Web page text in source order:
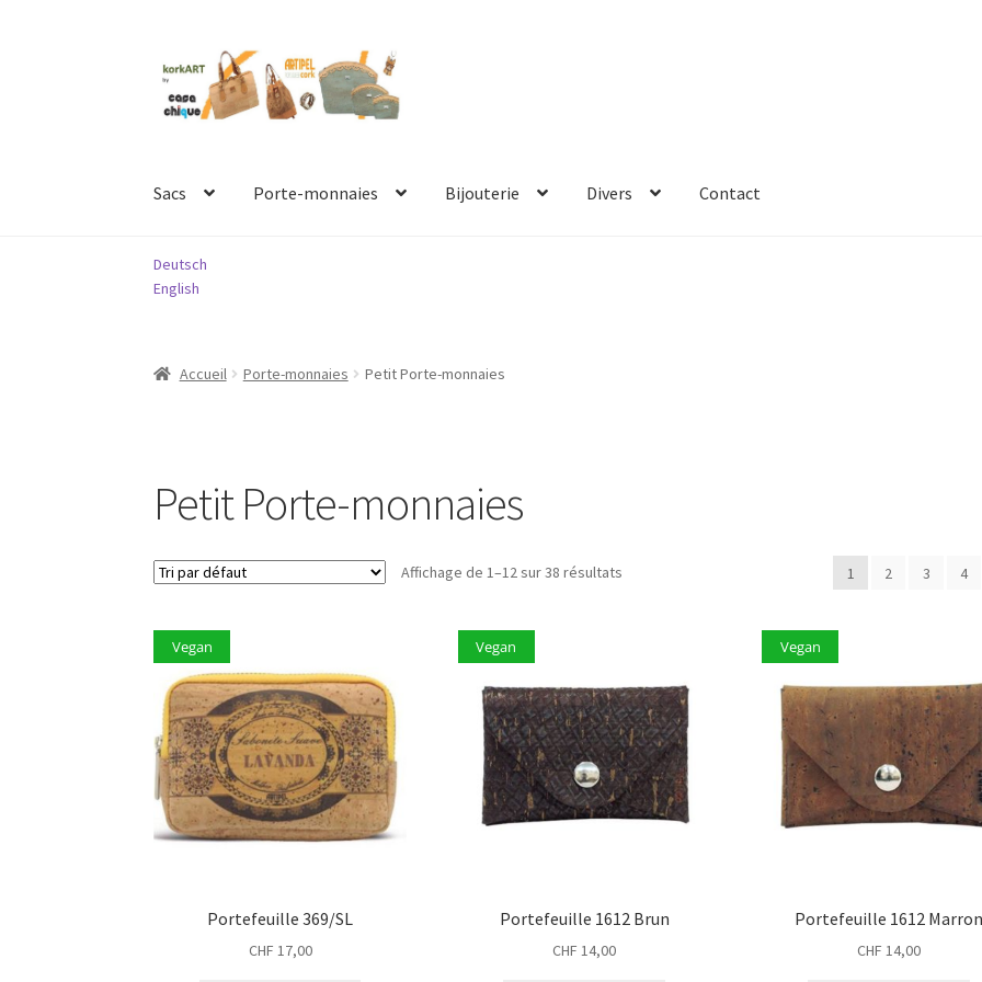
la
au
contenu
Sacs Porte-monnaies Bijouterie Divers Contact
Deutsch
English
Accueil Porte-monnaies Petit Porte-monnaies
Petit Porte-monnaies
Affichage de 1–12 sur 38 résultats 1 2 3 4
Vegan
Portefeuille 369/SL
CHF 17,00
Vegan
Portefeuille 1612 Brun
CHF 14,00
Vegan
Portefeuille 1612 Marron
CHF 14,00